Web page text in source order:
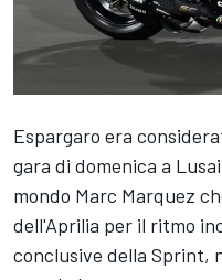
Espargaro era
gara di domenica a
mondo Marc Marquez
dell'Aprilia per il ritmo
conclusive della Sprint,